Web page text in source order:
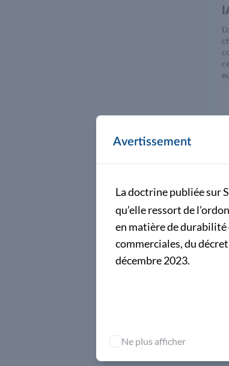
Avertissement
La doctrine publiée sur
qu’elle ressort de
en matière de durabilité
commerciales, du
décembre 2023.
Ne plus afficher